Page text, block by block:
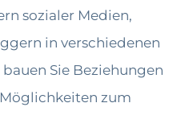
sozialer Medien,
in verschiedenen
Sie Beziehungen
zum